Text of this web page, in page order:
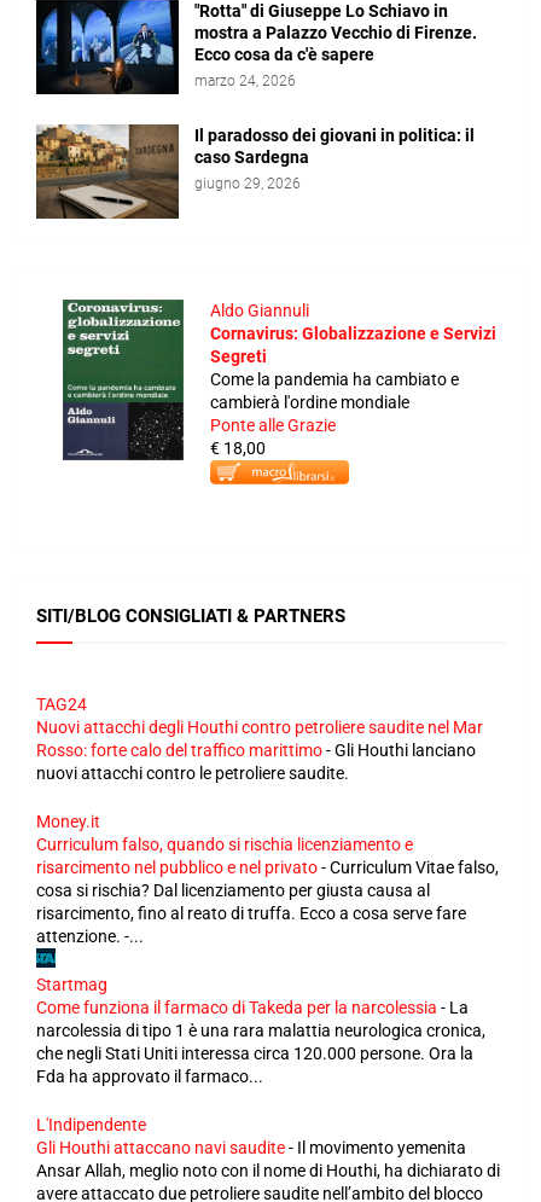
"Rotta" di Giuseppe Lo Schiavo in
mostra a Palazzo Vecchio di Firenze.
Ecco cosa da c'è sapere
marzo 24, 2026
Il paradosso dei giovani in politica: il
caso Sardegna
giugno 29, 2026
Aldo Giannuli
Cornavirus: Globalizzazione e Servizi
Segreti
Come la pandemia ha cambiato e
cambierà l'ordine mondiale
Ponte alle Grazie
€ 18,00
SITI/BLOG CONSIGLIATI & PARTNERS
TAG24
Nuovi attacchi degli Houthi contro petroliere saudite nel Mar
Rosso: forte calo del traffico marittimo-Gli Houthi lanciano
nuovi attacchi contro le petroliere saudite.
Money.it
Curriculum falso, quando si rischia licenziamento e
risarcimento nel pubblico e nel privato-Curriculum Vitae falso,
cosa si rischia? Dal licenziamento per giusta causa al
risarcimento, fino al reato di truffa. Ecco a cosa serve fare
attenzione. -...
Startmag
Come funziona il farmaco di Takeda per la narcolessia - La
narcolessia di tipo 1 è una rara malattia neurologica cronica,
che negli Stati Uniti interessa circa 120.000 persone. Ora la
Fda ha approvato il farmaco...
L'Indipendente
Gli Houthi attaccano navi saudite- Il movimento yemenita
Ansar Allah, meglio noto con il nome di Houthi, ha dichiarato di
avere attaccato due petroliere saudite nell’ambito del blocco